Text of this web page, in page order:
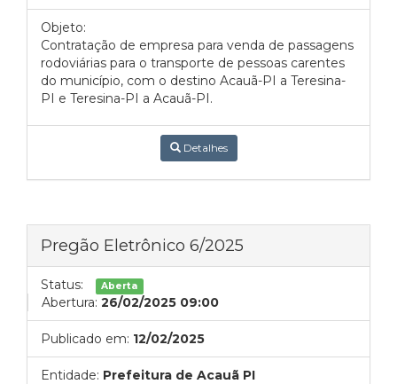
Objeto:
Contratação de empresa para venda de passagens
rodoviárias para o transporte de pessoas carentes
do município, com o destino Acauã-PI a Teresina-
PI e Teresina-PI a Acauã-PI.
Detalhes
Pregão Eletrônico 6/2025
Status: Aberta
Abertura: 26/02/2025 09:00
Publicado em: 12/02/2025
Entidade: Prefeitura de Acauã PI